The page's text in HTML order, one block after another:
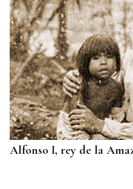
Alfonso I, rey de la